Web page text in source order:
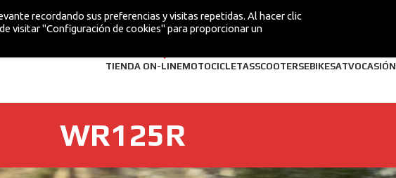
TIENDA ON-LINEMOTOCICLETASSCOOTERSEBIKESATVOCASIÓN
WR125R
recordando sus preferencias y visitas repetidas. Al hacer clic
visitar "Configuración de cookies" para proporcionar un